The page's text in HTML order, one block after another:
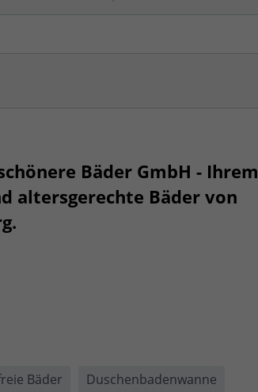
Bäder GmbH - Ihrem
altersgerechte Bäder von
Bäder
Duschenbadenwanne